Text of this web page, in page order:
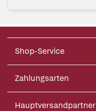
Shop-Service
Zahlungsarten
Hauptversandpartner